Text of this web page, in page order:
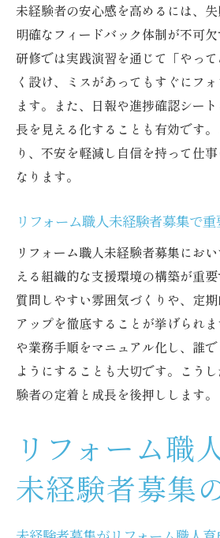
リフォーム職人未経験者
ート事例
未経験者が安心するサポ
リフォーム職人未経験者
体制
サポート体制強化がリフ
促進
未経験者募集で重視すべ
容
未経験者が定着する育成環境
リフォーム職人未経験者
関係性
未経験者が長く働ける育
策
未経験者募集から育成環
説
リフォーム職人未経験者
未経験者の安心感を高めるには、
明確なフィードバック体制が不可
研修では実践演習を通じて「やっ
く設け、ミスがあってもすぐにフ
ます。また、日報や進捗確認シー
長を見える化することも有効です
り、不安を軽減し自信を持って仕
なります。
リフォーム職人未経験者募集で
リフォーム職人未経験者募集にお
える組織的な支援環境の構築が重要
質問しやすい雰囲気づくりや、定
アップを徹底することが挙げられ
や業務手順をマニュアル化し、誰
ようにすることも大切です。こう
験者の定着と成長を後押しします。
リフォーム職
未経験者募集